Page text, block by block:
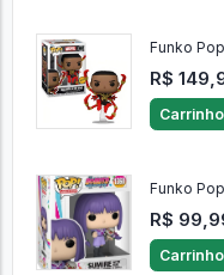
Funko
R$
Carrinho
Funko
R$
Carrinho